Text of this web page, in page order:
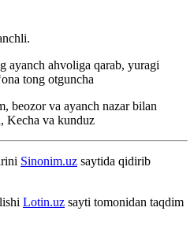
ayanch ahvoliga qarab, yuragi
tong otguncha
beozor va ayanch nazar bilan
Kecha va kunduz
Sinonim.uz saytida qidirib
Lotin.uz sayti tomonidan taqdim